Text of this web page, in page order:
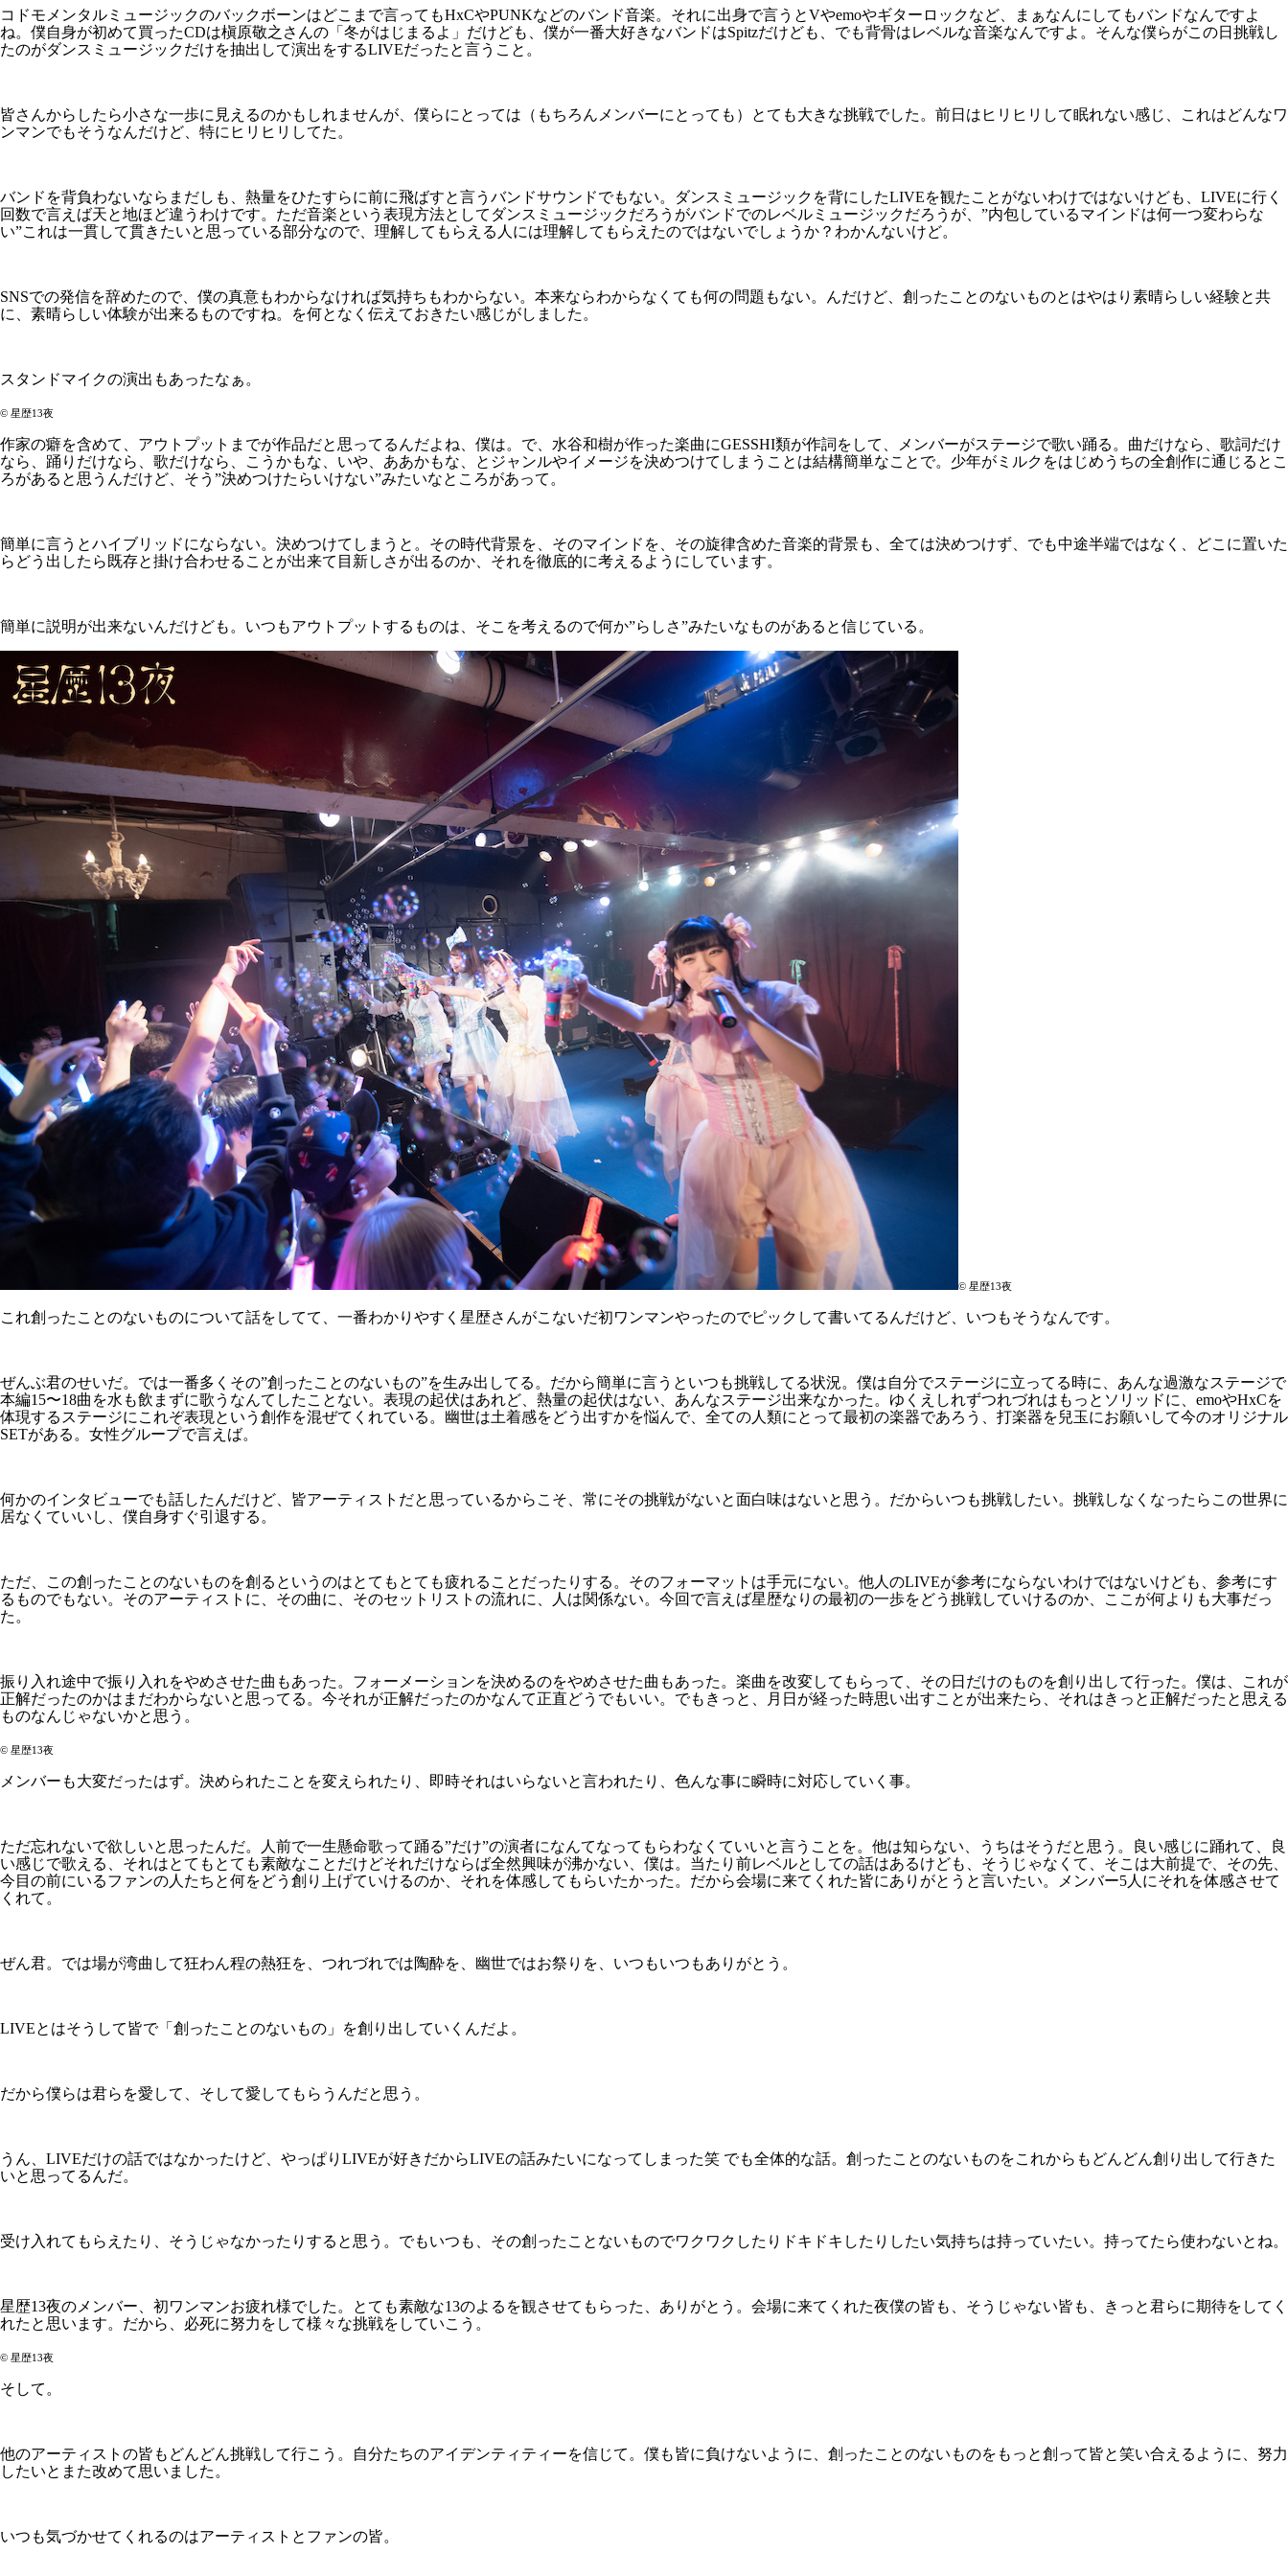
コドモメンタルミュージックのバックボーンはどこまで言ってもHxCやPUNKなどのバンド音楽。それに出身で言うとVやemoやギターロックなど、まぁなんにしてもバンドなんですよ
ね。僕自身が初めて買ったCDは槇原敬之さんの「冬がはじまるよ」だけども、僕が一番大好きなバンドはSpitzだけども、でも背骨はレベルな音楽なんですよ。そんな僕らがこの日挑戦し
たのがダンスミュージックだけを抽出して演出をするLIVEだったと言うこと。
皆さんからしたら小さな一歩に見えるのかもしれませんが、僕らにとっては（もちろんメンバーにとっても）とても大きな挑戦でした。前日はヒリヒリして眠れない感じ、これはどんなワ
ンマンでもそうなんだけど、特にヒリヒリしてた。
バンドを背負わないならまだしも、熱量をひたすらに前に飛ばすと言うバンドサウンドでもない。ダンスミュージックを背にしたLIVEを観たことがないわけではないけども、LIVEに行く
回数で言えば天と地ほど違うわけです。ただ音楽という表現方法としてダンスミュージックだろうがバンドでのレベルミュージックだろうが、”内包しているマインドは何一つ変わらな
い”これは一貫して貫きたいと思っている部分なので、理解してもらえる人には理解してもらえたのではないでしょうか？わかんないけど。
SNSでの発信を辞めたので、僕の真意もわからなければ気持ちもわからない。本来ならわからなくても何の問題もない。んだけど、創ったことのないものとはやはり素晴らしい経験と共
に、素晴らしい体験が出来るものですね。を何となく伝えておきたい感じがしました。
スタンドマイクの演出もあったなぁ。
©️ 星歴13夜
作家の癖を含めて、アウトプットまでが作品だと思ってるんだよね、僕は。で、水谷和樹が作った楽曲にGESSHI類が作詞をして、メンバーがステージで歌い踊る。曲だけなら、歌詞だけ
なら、踊りだけなら、歌だけなら、こうかもな、いや、ああかもな、とジャンルやイメージを決めつけてしまうことは結構簡単なことで。少年がミルクをはじめうちの全創作に通じるとこ
ろがあると思うんだけど、そう”決めつけたらいけない”みたいなところがあって。
簡単に言うとハイブリッドにならない。決めつけてしまうと。その時代背景を、そのマインドを、その旋律含めた音楽的背景も、全ては決めつけず、でも中途半端ではなく、どこに置いた
らどう出したら既存と掛け合わせることが出来て目新しさが出るのか、それを徹底的に考えるようにしています。
簡単に説明が出来ないんだけども。いつもアウトプットするものは、そこを考えるので何か”らしさ”みたいなものがあると信じている。
©️ 星歴13夜
これ創ったことのないものについて話をしてて、一番わかりやすく星歴さんがこないだ初ワンマンやったのでピックして書いてるんだけど、いつもそうなんです。
ぜんぶ君のせいだ。では一番多くその”創ったことのないもの”を生み出してる。だから簡単に言うといつも挑戦してる状況。僕は自分でステージに立ってる時に、あんな過激なステージで
本編15〜18曲を水も飲まずに歌うなんてしたことない。表現の起伏はあれど、熱量の起伏はない、あんなステージ出来なかった。ゆくえしれずつれづれはもっとソリッドに、emoやHxCを
体現するステージにこれぞ表現という創作を混ぜてくれている。幽世は土着感をどう出すかを悩んで、全ての人類にとって最初の楽器であろう、打楽器を兒玉にお願いして今のオリジナル
SETがある。女性グループで言えば。
何かのインタビューでも話したんだけど、皆アーティストだと思っているからこそ、常にその挑戦がないと面白味はないと思う。だからいつも挑戦したい。挑戦しなくなったらこの世界に
居なくていいし、僕自身すぐ引退する。
ただ、この創ったことのないものを創るというのはとてもとても疲れることだったりする。そのフォーマットは手元にない。他人のLIVEが参考にならないわけではないけども、参考にす
るものでもない。そのアーティストに、その曲に、そのセットリストの流れに、人は関係ない。今回で言えば星歴なりの最初の一歩をどう挑戦していけるのか、ここが何よりも大事だっ
た。
振り入れ途中で振り入れをやめさせた曲もあった。フォーメーションを決めるのをやめさせた曲もあった。楽曲を改変してもらって、その日だけのものを創り出して行った。僕は、これが
正解だったのかはまだわからないと思ってる。今それが正解だったのかなんて正直どうでもいい。でもきっと、月日が経った時思い出すことが出来たら、それはきっと正解だったと思える
ものなんじゃないかと思う。
©️ 星歴13夜
メンバーも大変だったはず。決められたことを変えられたり、即時それはいらないと言われたり、色んな事に瞬時に対応していく事。
ただ忘れないで欲しいと思ったんだ。人前で一生懸命歌って踊る”だけ”の演者になんてなってもらわなくていいと言うことを。他は知らない、うちはそうだと思う。良い感じに踊れて、良
い感じで歌える、それはとてもとても素敵なことだけどそれだけならば全然興味が沸かない、僕は。当たり前レベルとしての話はあるけども、そうじゃなくて、そこは大前提で、その先、
今目の前にいるファンの人たちと何をどう創り上げていけるのか、それを体感してもらいたかった。だから会場に来てくれた皆にありがとうと言いたい。メンバー5人にそれを体感させて
くれて。
ぜん君。では場が湾曲して狂わん程の熱狂を、つれづれでは陶酔を、幽世ではお祭りを、いつもいつもありがとう。
LIVEとはそうして皆で「創ったことのないもの」を創り出していくんだよ。
だから僕らは君らを愛して、そして愛してもらうんだと思う。
うん、LIVEだけの話ではなかったけど、やっぱりLIVEが好きだからLIVEの話みたいになってしまった笑 でも全体的な話。創ったことのないものをこれからもどんどん創り出して行きた
いと思ってるんだ。
受け入れてもらえたり、そうじゃなかったりすると思う。でもいつも、その創ったことないものでワクワクしたりドキドキしたりしたい気持ちは持っていたい。持ってたら使わないとね。
星歴13夜のメンバー、初ワンマンお疲れ様でした。とても素敵な13のよるを観させてもらった、ありがとう。会場に来てくれた夜僕の皆も、そうじゃない皆も、きっと君らに期待をしてく
れたと思います。だから、必死に努力をして様々な挑戦をしていこう。
©️ 星歴13夜
そして。
他のアーティストの皆もどんどん挑戦して行こう。自分たちのアイデンティティーを信じて。僕も皆に負けないように、創ったことのないものをもっと創って皆と笑い合えるように、努力
したいとまた改めて思いました。
いつも気づかせてくれるのはアーティストとファンの皆。